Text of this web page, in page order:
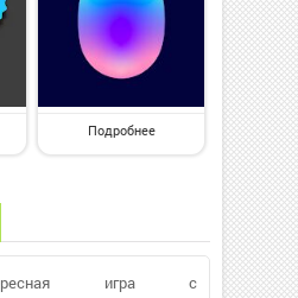
Подробнее
игра с